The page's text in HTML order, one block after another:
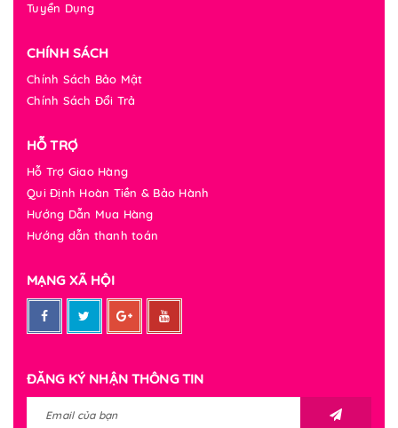
Tuyển Dụng
CHÍNH SÁCH
Chính Sách Bảo Mật
Chính Sách Đổi Trả
HỖ TRỢ
Hỗ Trợ Giao Hàng
Qui Định Hoàn Tiền & Bảo Hành
Hướng Dẫn Mua Hàng
Hướng dẫn thanh toán
MẠNG XÃ HỘI
ĐĂNG KÝ NHẬN THÔNG TIN